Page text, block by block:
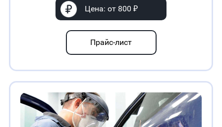
Цена: от 800 ₽
Прайс-лист